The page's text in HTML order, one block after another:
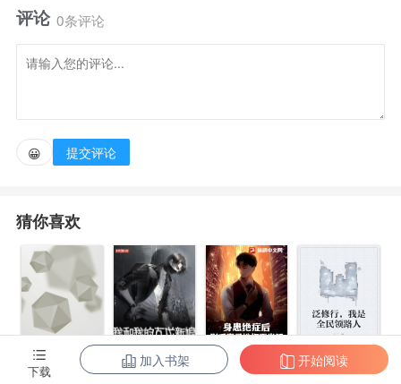
评论 0条评论
😀 提交评论
猜你喜欢
都市第一至尊
我和我的古代
身患绝症后，
泛修行，我是
下载
加入书架 开始阅读